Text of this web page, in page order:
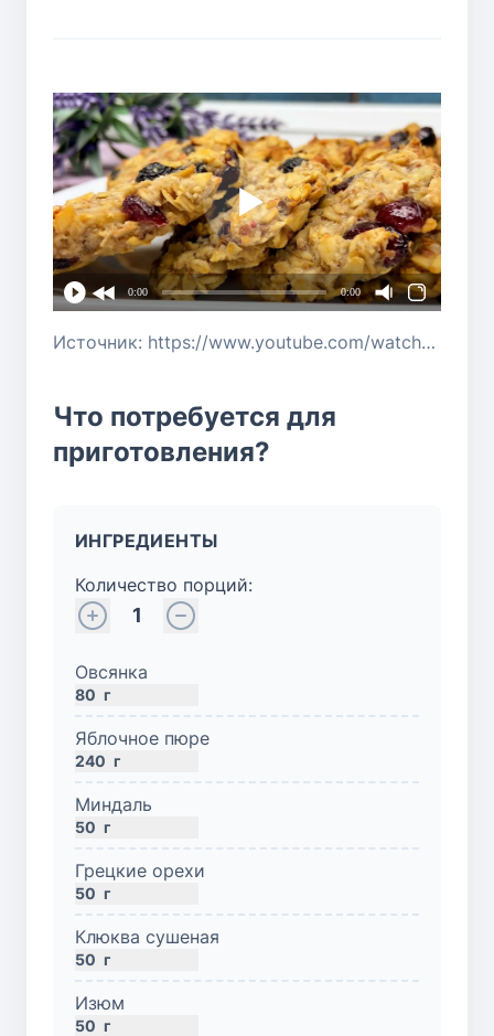
0:00 0:00
Источник: https://www.youtube.com/watch?v=6Q-PLg2j8q4
Что потребуется для
приготовления?
ИНГРЕДИЕНТЫ
Количество порций:
1
Овсянка
80 г
Яблочное пюре
240 г
Миндаль
50 г
Грецкие орехи
50 г
Клюква сушеная
50 г
Изюм
50 г